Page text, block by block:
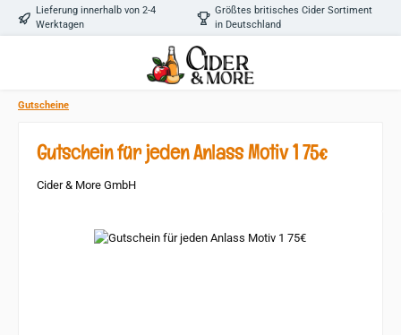
Zum Hauptinhalt springen
Lieferung innerhalb von 2-4
Werktagen
Größtes britisches Cider Sortiment
in Deutschland
Gutscheine
Gutschein für jeden Anlass Motiv 1 75€
Cider & More GmbH
Bildergalerie überspringen